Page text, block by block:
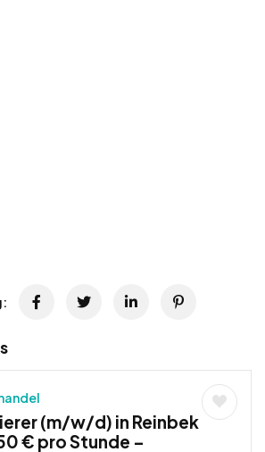
(m/w/d) in Reinbek
€ pro Stunde –